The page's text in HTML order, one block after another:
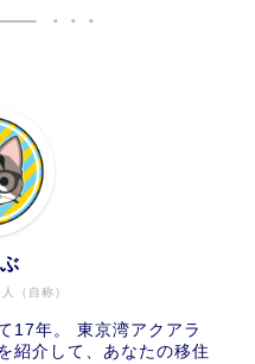
（自称）
17年。 東京湾アクアラ
紹介して、あなたの移住